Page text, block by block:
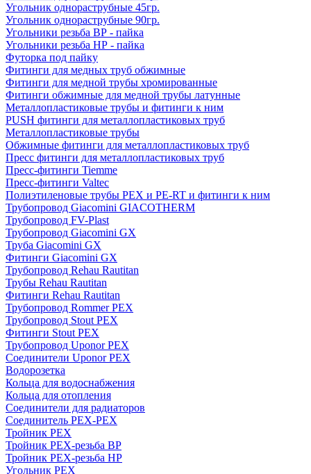
Угольник однораструбные 45гр.
Угольник однораструбные 90гр.
Угольники резьба ВР - пайка
Угольники резьба НР - пайка
Футорка под пайку
Фитинги для медных труб обжимные
Фитинги для медной трубы хромированные
Фитинги обжимные для медной трубы латунные
Металлопластиковые трубы и фитинги к ним
PUSH фитинги для металлопластиковых труб
Металлопластиковые трубы
Обжимные фитинги для металлопластиковых труб
Пресс фитинги для металлопластиковых труб
Пресс-фитинги Tiemme
Пресс-фитинги Valtec
Полиэтиленовые трубы PEX и PE-RT и фитинги к ним
Трубопровод Giacomini GIACOTHERM
Трубопровод FV-Plast
Трубопровод Giacomini GX
Труба Giacomini GX
Фитинги Giacomini GX
Трубопровод Rehau Rautitan
Трубы Rehau Rautitan
Фитинги Rehau Rautitan
Трубопровод Rommer PEX
Трубопровод Stout PEX
Фитинги Stout PEX
Трубопровод Uponor PEX
Соединители Uponor PEX
Водорозетка
Кольца для водоснабжения
Кольца для отопления
Соединители для радиаторов
Соединитель PEX-PEX
Тройник PEX
Тройник PEX-резьба ВР
Тройник PEX-резьба НР
Угольник PEX